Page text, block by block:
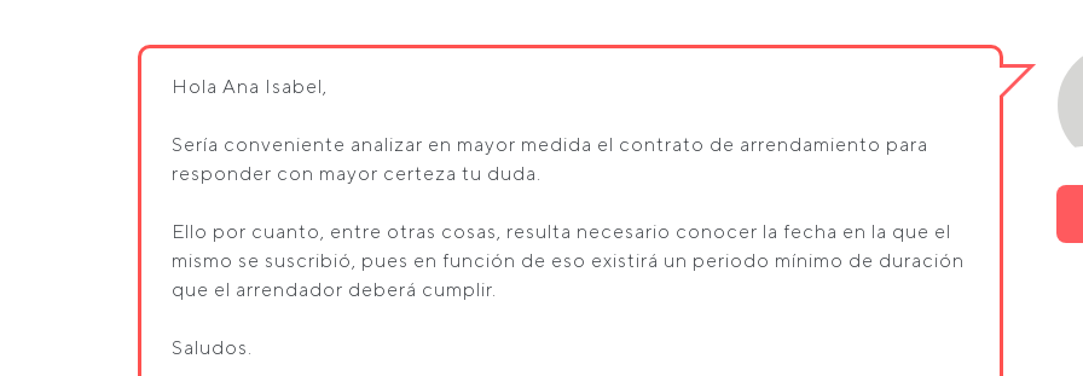
Hola Ana Isabel,
Sería conveniente analizar en mayor medida el contrato de arrendamiento para
responder con mayor certeza tu duda.
Ello por cuanto, entre otras cosas, resulta necesario conocer la fecha en la que el
mismo se suscribió, pues en función de eso existirá un periodo mínimo de duración
que el arrendador deberá cumplir.
Saludos.